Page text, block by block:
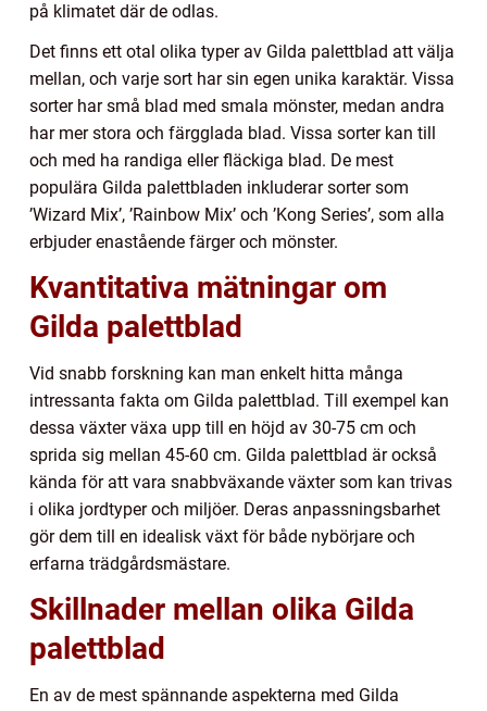
på klimatet där de odlas.
Det finns ett otal olika typer av Gilda palettblad att välja
mellan, och varje sort har sin egen unika karaktär. Vissa
sorter har små blad med smala mönster, medan andra
har mer stora och färgglada blad. Vissa sorter kan till
och med ha randiga eller fläckiga blad. De mest
populära Gilda palettbladen inkluderar sorter som
’Wizard Mix’, ’Rainbow Mix’ och ’Kong Series’, som alla
erbjuder enastående färger och mönster.
Kvantitativa mätningar om
Gilda palettblad
Vid snabb forskning kan man enkelt hitta många
intressanta fakta om Gilda palettblad. Till exempel kan
dessa växter växa upp till en höjd av 30-75 cm och
sprida sig mellan 45-60 cm. Gilda palettblad är också
kända för att vara snabbväxande växter som kan trivas
i olika jordtyper och miljöer. Deras anpassningsbarhet
gör dem till en idealisk växt för både nybörjare och
erfarna trädgårdsmästare.
Skillnader mellan olika Gilda
palettblad
En av de mest spännande aspekterna med Gilda